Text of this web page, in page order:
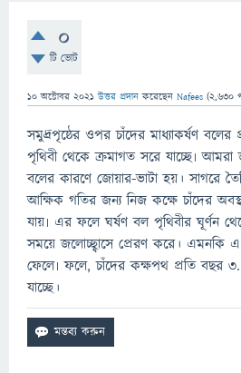
0
টি ভোট
10 অক্টোবর 2021 উত্তর প্রদান করেছেন Nafees (2,630
সমুদ্রপৃষ্ঠের ওপর চাঁদের মাধ্যাকর্ষণ
পৃথিবী থেকে ক্রমাগত সরে যাচ্ছে৷ আমরা
বলের কারণে জোয়ার-ভাটা হয়। সাগরে
আক্ষিক গতির জন্য নিজ কক্ষে চাঁদের
যায়৷ এর ফলে ঘর্ষণ বল পৃথিবীর ঘূর্ণন
সময়ে জলোচ্ছ্বাসে প্রেরণ করে। এমনকি
ফেলে৷ ফলে, চাঁদের কক্ষপথ প্রতি বছর
যাচ্ছে।